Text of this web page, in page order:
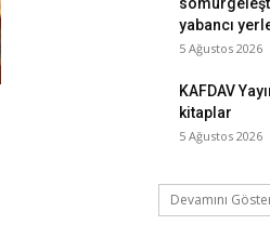
yabancı
5 Ağustos 2026
KAFDAV
kitaplar
5 Ağustos 2026
Devamını